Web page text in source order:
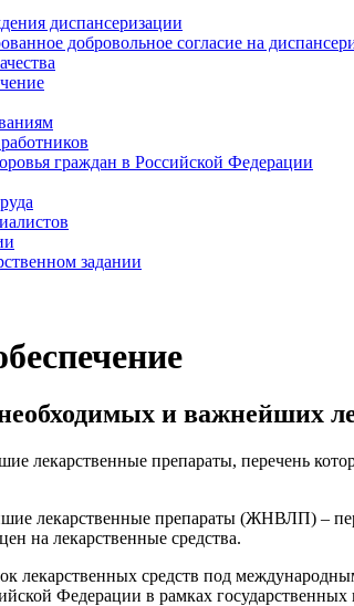
диспансеризации
добровольное согласие на
граждан в Российской Федерации
задании
и важнейших
лекарственные препараты, перечень
лекарственные препараты (ЖНВЛП) –
на лекарственные средства.
лекарственных средств под
Федерации в рамках